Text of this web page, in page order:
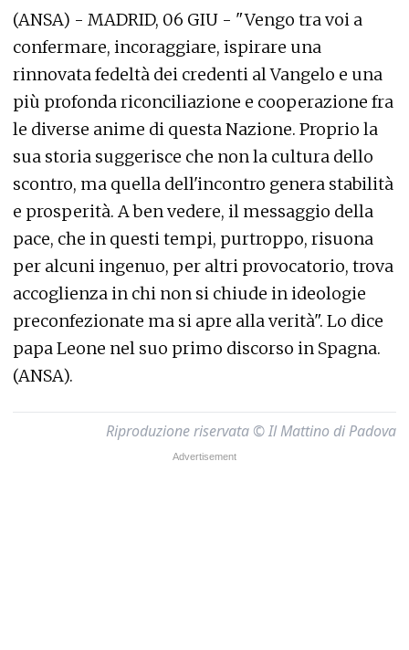
(ANSA) - MADRID, 06 GIU - "Vengo tra voi a
confermare, incoraggiare, ispirare una
rinnovata fedeltà dei credenti al Vangelo e una
più profonda riconciliazione e cooperazione fra
le diverse anime di questa Nazione. Proprio la
sua storia suggerisce che non la cultura dello
scontro, ma quella dell'incontro genera stabilità
e prosperità. A ben vedere, il messaggio della
pace, che in questi tempi, purtroppo, risuona
per alcuni ingenuo, per altri provocatorio, trova
accoglienza in chi non si chiude in ideologie
preconfezionate ma si apre alla verità". Lo dice
papa Leone nel suo primo discorso in Spagna.
(ANSA).
Riproduzione riservata © Il Mattino di Padova